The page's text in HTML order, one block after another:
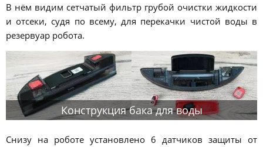
В нём видим сетчатый фильтр грубой очистки жидкости
и отсеки, судя по всему, для перекачки чистой воды в
резервуар робота.
Конструкция бака для воды
Снизу на роботе установлено 6 датчиков защиты от